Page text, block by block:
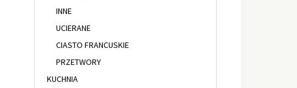
INNE
UCIERANE
CIASTO FRANCUSKIE
PRZETWORY
KUCHNIA